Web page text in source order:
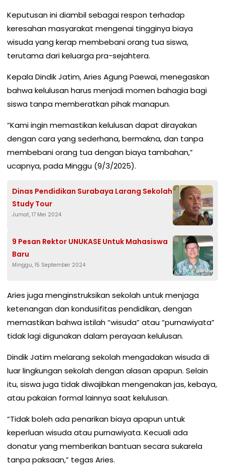
Keputusan ini diambil sebagai respon terhadap
keresahan masyarakat mengenai tingginya biaya
wisuda yang kerap membebani orang tua siswa,
terutama dari keluarga pra-sejahtera.
Kepala Dindik Jatim, Aries Agung Paewai, menegaskan
bahwa kelulusan harus menjadi momen bahagia bagi
siswa tanpa memberatkan pihak manapun.
“Kami ingin memastikan kelulusan dapat dirayakan
dengan cara yang sederhana, bermakna, dan tanpa
membebani orang tua dengan biaya tambahan,”
ucapnya, pada Minggu (9/3/2025).
Dinas Pendidikan Surabaya Larang Sekolah
Study Tour
Jumat, 17 Mei 2024
9 Pesan Rektor UNUKASE Untuk Mahasiswa
Baru
Minggu, 15 September 2024
Aries juga menginstruksikan sekolah untuk menjaga
ketenangan dan kondusifitas pendidikan, dengan
memastikan bahwa istilah “wisuda” atau “purnawiyata”
tidak lagi digunakan dalam perayaan kelulusan.
Dindik Jatim melarang sekolah mengadakan wisuda di
luar lingkungan sekolah dengan alasan apapun. Selain
itu, siswa juga tidak diwajibkan mengenakan jas, kebaya,
atau pakaian formal lainnya saat kelulusan.
“Tidak boleh ada penarikan biaya apapun untuk
keperluan wisuda atau purnawiyata. Kecuali ada
donatur yang memberikan bantuan secara sukarela
tanpa paksaan,” tegas Aries.